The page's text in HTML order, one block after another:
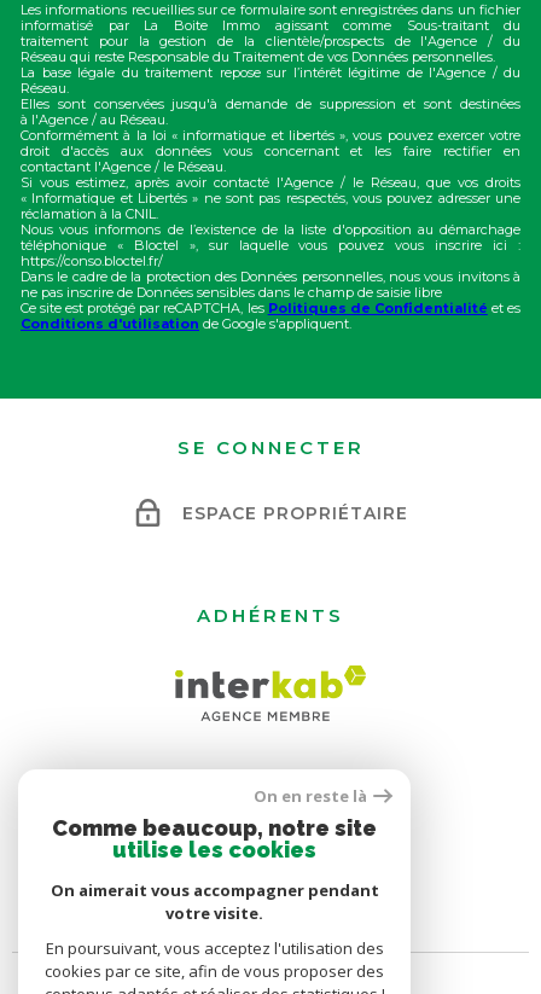
Les informations recueillies sur ce formulaire sont enregistrées dans un fichier
informatisé par La Boite Immo agissant comme Sous-traitant du
traitement pour la gestion de la clientèle/prospects de l'Agence / du
Réseau qui reste Responsable du Traitement de vos Données personnelles.
La base légale du traitement repose sur l’intérêt légitime de l'Agence / du
Réseau.
Elles sont conservées jusqu'à demande de suppression et sont destinées
à l'Agence / au Réseau.
Conformément à la loi « informatique et libertés », vous pouvez exercer votre
droit d'accès aux données vous concernant et les faire rectifier en
contactant l'Agence / le Réseau.
Si vous estimez, après avoir contacté l'Agence / le Réseau, que vos droits
« Informatique et Libertés » ne sont pas respectés, vous pouvez adresser une
réclamation à la CNIL.
Nous vous informons de l’existence de la liste d'opposition au démarchage
téléphonique « Bloctel », sur laquelle vous pouvez vous inscrire ici :
https://conso.bloctel.fr/
Dans le cadre de la protection des Données personnelles, nous vous invitons à
ne pas inscrire de Données sensibles dans le champ de saisie libre
Ce site est protégé par reCAPTCHA, les Politiques de Confidentialité et es
Conditions d'utilisation de Google s'appliquent.
SE CONNECTER
ESPACE PROPRIÉTAIRE
ADHÉRENTS
On en reste là
Comme beaucoup, notre site
utilise les cookies
On aimerait vous accompagner pendant
votre visite.
En poursuivant, vous acceptez l'utilisation des
cookies par ce site, afin de vous proposer des